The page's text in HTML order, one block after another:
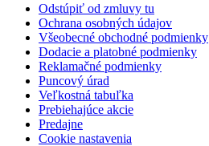
Odstúpiť od zmluvy tu
Ochrana osobných údajov
Všeobecné obchodné podmienky
Dodacie a platobné podmienky
Reklamačné podmienky
Puncový úrad
Veľkostná tabuľka
Prebiehajúce akcie
Predajne
Cookie nastavenia